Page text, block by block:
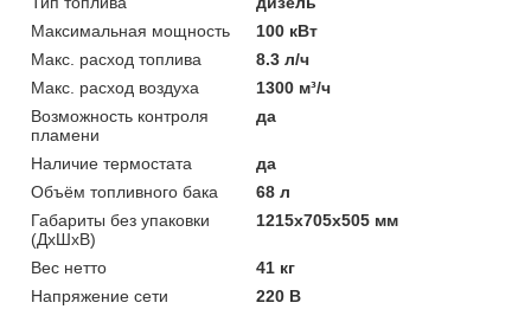
Максимальная мощность
100 кВт
Макс. расход топлива
8.3 л/ч
Макс. расход воздуха
1300 м³/ч
Возможность контроля
пламени
да
Наличие термостата
да
Объём топливного бака
68 л
Габариты без упаковки
(ДxШxВ)
1215х705х505 мм
Вес нетто
41 кг
Напряжение сети
220 В